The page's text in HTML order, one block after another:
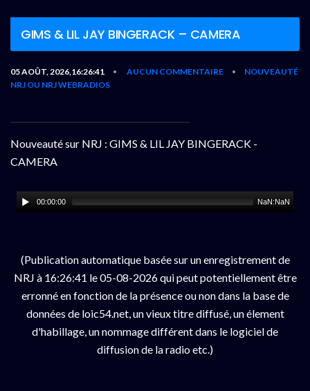
GIMS & LIL JAY BINGERACK – CAMERA
05 AOÛT, 2026,16:26:41 • AUCUN COMMENTAIRE •
NOUVEAUTÉ
NRJ OU NRJ WEBRADIOS
Nouveauté sur NRJ : GIMS & LIL JAY BINGERACK -
CAMERA
00:00:00 NaN:NaN
(Publication automatique basée sur un enregistrement de
NRJ à 16:26:41 le 05-08-2026 qui peut potentiellement être
erronné en fonction de la présence ou non dans la base de
données de loic54.net, un vieux titre diffusé, un élement
d'habillage, un nommage différent dans le logiciel de
diffusion de la radio etc.)